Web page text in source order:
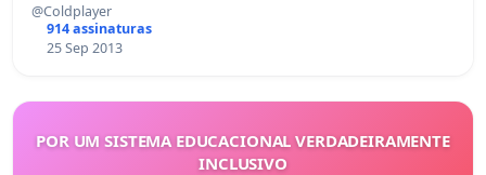
@Coldplayer
914 assinaturas
25 Sep 2013
POR UM SISTEMA EDUCACIONAL VERDADEIRAMENTE
INCLUSIVO